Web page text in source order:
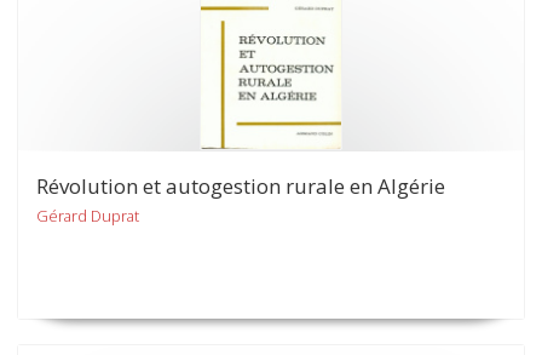
Révolution et autogestion rurale en Algérie
Gérard Duprat